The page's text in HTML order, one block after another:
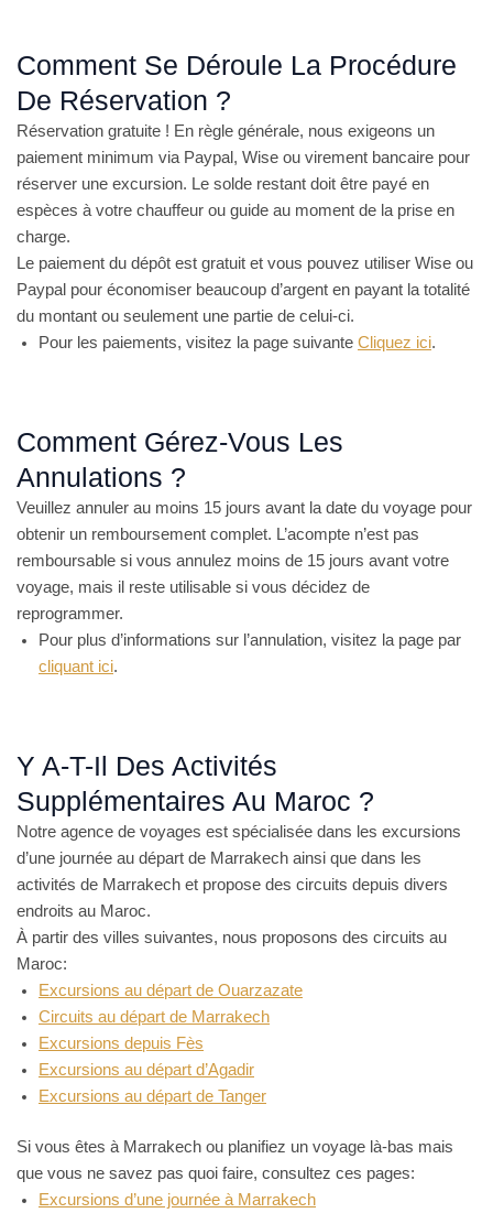
Comment Se Déroule La Procédure
De Réservation ?
Réservation gratuite ! En règle générale, nous exigeons un
paiement minimum via Paypal, Wise ou virement bancaire pour
réserver une excursion. Le solde restant doit être payé en
espèces à votre chauffeur ou guide au moment de la prise en
charge.
Le paiement du dépôt est gratuit et vous pouvez utiliser Wise ou
Paypal pour économiser beaucoup d’argent en payant la totalité
du montant ou seulement une partie de celui-ci.
Pour les paiements, visitez la page suivante Cliquez ici.
Comment Gérez-Vous Les
Annulations ?
Veuillez annuler au moins 15 jours avant la date du voyage pour
obtenir un remboursement complet. L’acompte n’est pas
remboursable si vous annulez moins de 15 jours avant votre
voyage, mais il reste utilisable si vous décidez de
reprogrammer.
Pour plus d’informations sur l’annulation, visitez la page par
cliquant ici.
Y A-T-Il Des Activités
Supplémentaires Au Maroc ?
Notre agence de voyages est spécialisée dans les excursions
d’une journée au départ de Marrakech ainsi que dans les
activités de Marrakech et propose des circuits depuis divers
endroits au Maroc.
À partir des villes suivantes, nous proposons des circuits au
Maroc:
Excursions au départ de Ouarzazate
Circuits au départ de Marrakech
Excursions depuis Fès
Excursions au départ d’Agadir
Excursions au départ de Tanger
Si vous êtes à Marrakech ou planifiez un voyage là-bas mais
que vous ne savez pas quoi faire, consultez ces pages:
Excursions d’une journée à Marrakech